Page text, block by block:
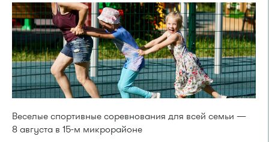
Веселые спортивные соревнования для всей семьи —
8 августа в 15-м микрорайоне